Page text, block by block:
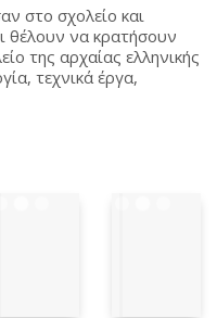
στο σχολείο και
θέλουν να κρατήσουν
της αρχαίας ελληνικής
τεχνικά έργα,